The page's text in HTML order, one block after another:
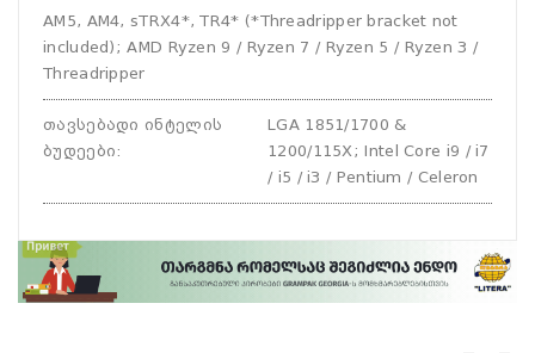
AM5, AM4, sTRX4*, TR4* (*Threadripper bracket not
included); AMD Ryzen 9 / Ryzen 7 / Ryzen 5 / Ryzen 3 /
Threadripper
თავსებადი ინტელის
ბუდეები:
LGA 1851/1700 &
1200/115X; Intel Core i9 / i7
/ i5 / i3 / Pentium / Celeron